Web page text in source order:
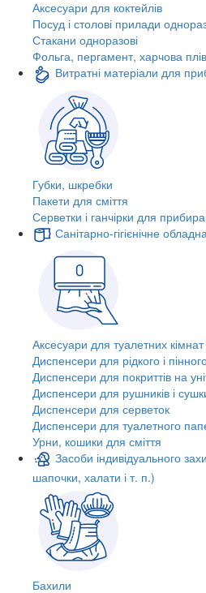
Аксесуари для коктейлів
Посуд і столові прилади
Стакани одноразові
Фольга, пергамент, харчова
Витратні матеріали для
Губки, шкребки
Пакети для сміття
Серветки і ганчірки для
Санітарно-гігієнічне
Аксесуари для туалетних кімнат
Диспенсери для рідкого і
Диспенсери для покриттів на
Диспенсери для рушників і
Диспенсери для серветок
Диспенсери для туалетного
Урни, кошики для сміття
Засоби індивідуального
шапочки, халати і т. п.)
Бахили